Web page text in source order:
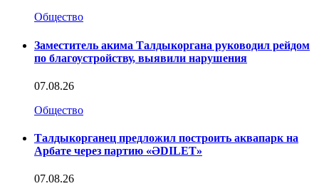
Общество
Заместитель акима Талдыкоргана руководил рейдом
по благоустройству, выявили нарушения
07.08.26
Общество
Талдыкорганец предложил построить аквапарк на
Арбате через партию «ӘDILET»
07.08.26